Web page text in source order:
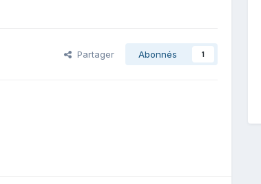
Partager Abonnés 1